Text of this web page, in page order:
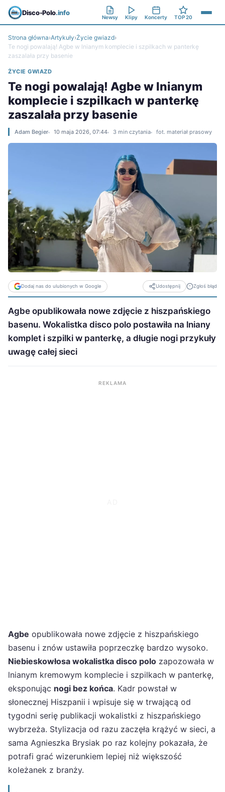
Disco-Polo.info
Newsy Klipy Koncerty TOP 20
Strona główna›Artykuły›Życie gwiazd›
Te nogi powalają! Agbe w lnianym komplecie i szpilkach w panterkę
zaszalała przy basenie
ŻYCIE GWIAZD
Te nogi powalają! Agbe w lnianym
komplecie i szpilkach w panterkę
zaszalała przy basenie
Adam Begier 10 maja 2026, 07:44 3 min czytania fot. materiał prasowy
Dodaj nas do ulubionych w Google Udostępnij Zgłoś błąd
Agbe opublikowała nowe zdjęcie z hiszpańskiego
basenu. Wokalistka disco polo postawiła na lniany
komplet i szpilki w panterkę, a długie nogi przykuły
uwagę całej sieci
REKLAMA
Agbe opublikowała nowe zdjęcie z hiszpańskiego
basenu i znów ustawiła poprzeczkę bardzo wysoko.
Niebieskowłosa wokalistka disco polo zapozowała w
lnianym kremowym komplecie i szpilkach w panterkę,
eksponując nogi bez końca. Kadr powstał w
słonecznej Hiszpanii i wpisuje się w trwającą od
tygodni serię publikacji wokalistki z hiszpańskiego
wybrzeża. Stylizacja od razu zaczęła krążyć w sieci, a
sama Agnieszka Brysiak po raz kolejny pokazała, że
potrafi grać wizerunkiem lepiej niż większość
koleżanek z branży.